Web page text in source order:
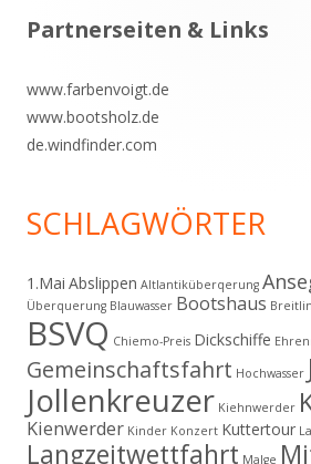
Inhalt
Partnerseiten & Links
www.farbenvoigt.de
www.bootsholz.de
de.windfinder.com
SCHLAGWÖRTER
1.Mai Abslippen Altlantiküberqerung
Überquerung Blauwasser Bootshaus
BSVQ Chiemo-Preis Dickschiffe
Gemeinschaftsfahrt Hochwasser
Jollenkreuzer Kiehnwerder
Kienwerder Kinder Konzert Kuttertour
Langzeitwettfahrt Malge